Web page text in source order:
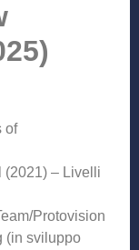
of
(2021) – Livelli
Protovision
(in sviluppo